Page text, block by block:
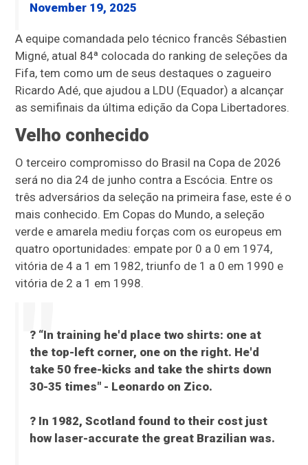
November 19, 2025
A equipe comandada pelo técnico francês Sébastien
Migné, atual 84ª colocada do ranking de seleções da
Fifa, tem como um de seus destaques o zagueiro
Ricardo Adé, que ajudou a LDU (Equador) a alcançar
as semifinais da última edição da Copa Libertadores.
Velho conhecido
O terceiro compromisso do Brasil na Copa de 2026
será no dia 24 de junho contra a Escócia. Entre os
três adversários da seleção na primeira fase, este é o
mais conhecido. Em Copas do Mundo, a seleção
verde e amarela mediu forças com os europeus em
quatro oportunidades: empate por 0 a 0 em 1974,
vitória de 4 a 1 em 1982, triunfo de 1 a 0 em 1990 e
vitória de 2 a 1 em 1998.
?️ “In training he'd place two shirts: one at
the top-left corner, one on the right. He'd
take 50 free-kicks and take the shirts down
30-35 times" - Leonardo on Zico.
? In 1982, Scotland found to their cost just
how laser-accurate the great Brazilian was.